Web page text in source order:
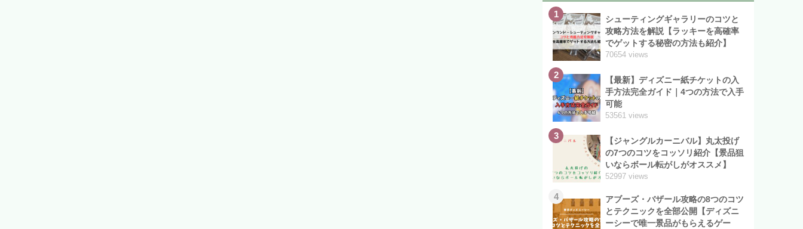
1
シューティングギャラリーのコツと
攻略方法を解説【ラッキーを高確率
でゲットする秘密の方法も紹介】
70654 views
2
【最新】ディズニー紙チケットの入
手方法完全ガイド｜4つの方法で入手
可能
53561 views
3
【ジャングルカーニバル】丸太投げ
の7つのコツをコッソリ紹介【景品狙
いならボール転がしがオススメ】
52997 views
4
アブーズ・バザール攻略の8つのコツ
とテクニックを全部公開【ディズニ
ーシーで唯一景品がもらえるゲー